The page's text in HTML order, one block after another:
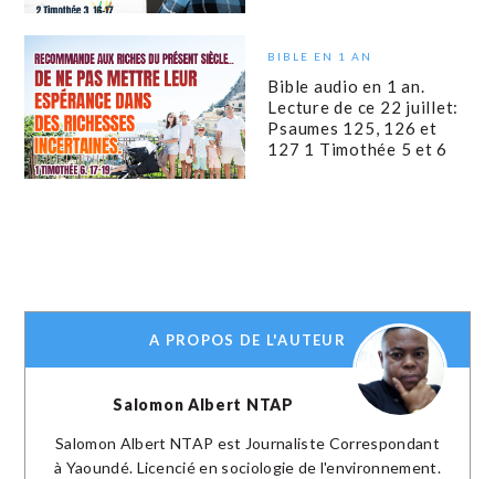
BIBLE EN 1 AN
Bible audio en 1 an.
Lecture de ce 22 juillet:
Psaumes 125, 126 et
127 1 Timothée 5 et 6
A PROPOS DE L'AUTEUR
Salomon Albert NTAP
Salomon Albert NTAP est Journaliste Correspondant
à Yaoundé. Licencié en sociologie de l'environnement.